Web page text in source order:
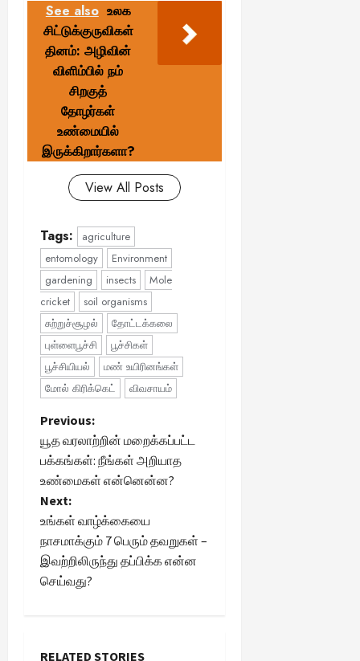
See also உலக
சிட்டுக்குருவிகள்
தினம்: அழிவின்
விளிம்பில் நம்
சிறகுத்
தோழர்கள்
உண்மையில்
இருக்கிறார்களா?
View All Posts
Tags:
agriculture
entomology
Environment
gardening
insects
Mole
cricket
soil organisms
சுற்றுச்சூழல்
தோட்டக்கலை
புள்ளைபூச்சி
பூச்சிகள்
பூச்சியியல்
மண் உயிரினங்கள்
மோல் கிரிக்கெட்
விவசாயம்
P
o
s
t
n
a
Previous:
யூத வரலாற்றின் மறைக்கப்பட்ட
பக்கங்கள்: நீங்கள் அறியாத
உண்மைகள் என்னென்ன?
Next:
உங்கள் வாழ்க்கையை
நாசமாக்கும் 7 பெரும் தவறுகள் –
இவற்றிலிருந்து தப்பிக்க என்ன
செய்வது?
RELATED STORIES